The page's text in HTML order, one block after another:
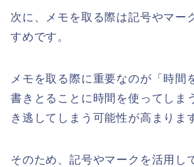
次に、メモを取る際は記号やマー
すめです。
メモを取る際に重要なのが「時間
書きとることに時間を使ってしま
き逃してしまう可能性が高まりま
そのため、記号やマークを活用し